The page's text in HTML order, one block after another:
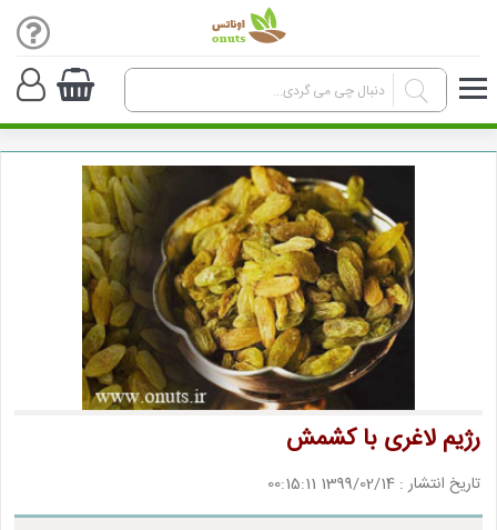
رژیم لاغری با کشمش
تاریخ انتشار : 1399/02/14 00:15:11